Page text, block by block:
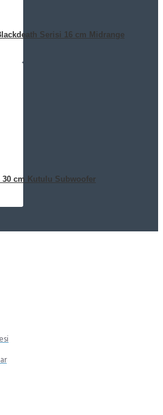
Serisi 16 cm Midrange
30 cm Kutulu Subwoofer